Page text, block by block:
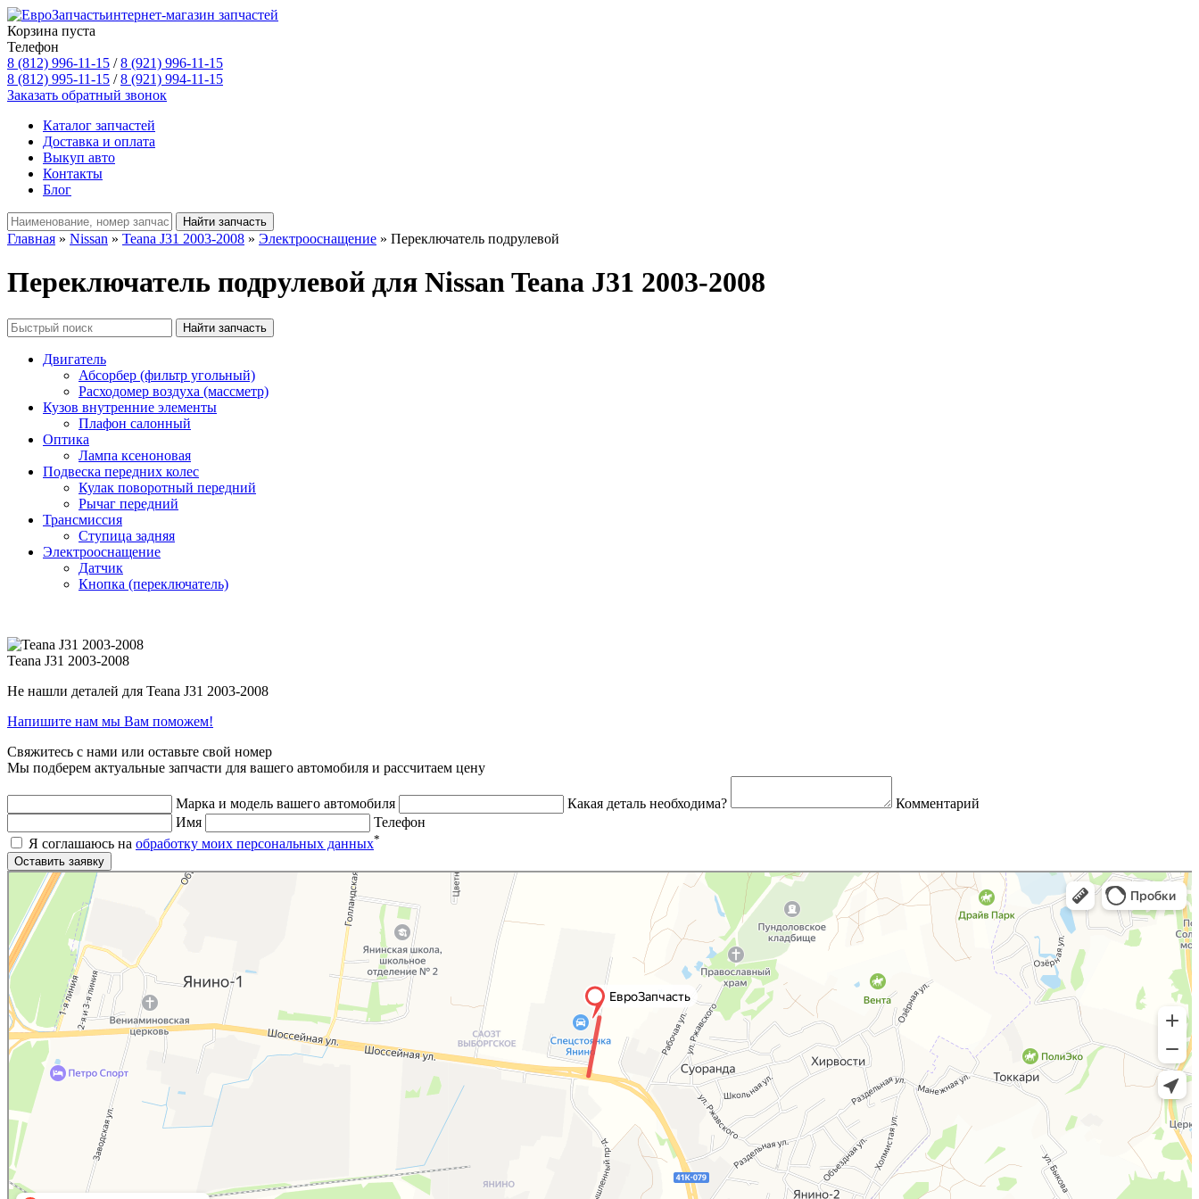
интернет-магазин запчастей
Корзина пуста
Телефон
8 (812) 996-11-15 /8 (921) 996-11-15
8 (812) 995-11-15 /8 (921) 994-11-15
Заказать обратный звонок
Каталог запчастей
Доставка и оплата
Выкуп авто
Контакты
Блог
Главная » Nissan » Teana J31 2003-2008 » Электрооснащение » Переключатель подрулевой
Переключатель подрулевой для Nissan Teana J31 2003-2008
Двигатель
Абсорбер (фильтр угольный)
Расходомер воздуха (массметр)
Кузов внутренние элементы
Плафон салонный
Оптика
Лампа ксеноновая
Подвеска передних колес
Кулак поворотный передний
Рычаг передний
Трансмиссия
Ступица задняя
Электрооснащение
Датчик
Кнопка (переключатель)
Teana J31 2003-2008
Не нашли деталей для Teana J31 2003-2008
Напишите нам мы Вам поможем!
Свяжитесь с нами или оставьте свой номер
Мы подберем актуальные запчасти для вашего автомобиля и рассчитаем цену
Марка и модель вашего автомобиля Какая деталь необходима?
Комментарий
Имя
Телефон
Я соглашаюсь на обработку моих персональных данных*
Яндекс.Карты
Яндекс.Карты — поиск мест и адресов, городской транспорт